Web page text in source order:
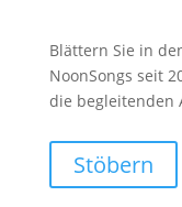
Blättern Sie in
NoonSongs seit
die begleitenden
Stöbern